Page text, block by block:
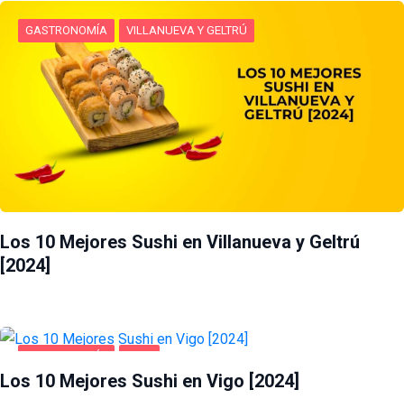
GASTRONOMÍA VILLANUEVA Y GELTRÚ
Los 10 Mejores Sushi en Villanueva y Geltrú
[2024]
Los 10 Mejores Sushi en Vigo [2024]